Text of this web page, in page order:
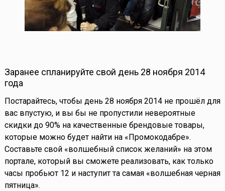
Заранее спланируйте свой день 28 ноября 2014
года
Постарайтесь, чтобы день 28 ноября 2014 не прошёл для
вас впустую, и вы бы не пропустили невероятные
скидки до 90% на качественные брендовые товары,
которые можно будет найти на «Промокодабре».
Составьте свой «волшебный список желаний» на этом
портале, который вы сможете реализовать, как только
часы пробьют 12 и наступит та самая «волшебная черная
пятница».